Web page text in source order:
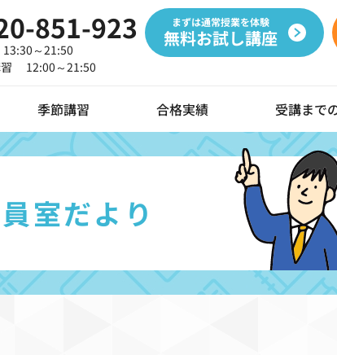
851-923
～21:50
習 12:00～21:50
まずは通常授業を体験
無料お試し講座
オンライン授業 動画
季節講習 合格実績 受講まで
職員室だより よく
室だより